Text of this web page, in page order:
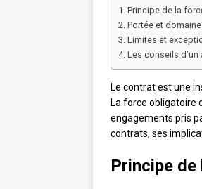
Principe de la
Portée et
Limites et
Les conseils
Le contrat est une
La force obligatoire
engagements pris
contrats, ses
Principe